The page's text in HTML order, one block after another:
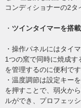
コンディショナーの2タ
・ ツインタイマーを搭
・操作パネルにはタイ
1つの窯で同時に焼成す
を管理するのに便利です
・温度調節は設定キー
を押すことで、弱火か
ルができ、プロフェッ